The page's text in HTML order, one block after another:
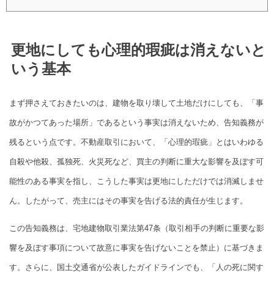
更地にしても心理的瑕疵は消えないと
いう基本
まず押さえておきたいのは、建物を取り壊して土地だけにしても、「事
故がかつてあった場所」であるという事実は消えないため、告知義務が
残るという点です。不動産取引において、「心理的瑕疵」とはいわゆる
自殺や他殺、孤独死、火災死など、買主の判断に重大な影響を及ぼす可
能性のある事実を指し、こうした事実は更地にしただけでは消滅しませ
ん。したがって、売主にはその事実を告げる法的責任が生じます。
この告知義務は、宅地建物取引業法第47条（取引相手の判断に重要な影
響を及ぼす事項について故意に事実を告げないことを禁止）に基づきま
す。さらに、国土交通省が公表したガイドラインでも、「人の死に関す